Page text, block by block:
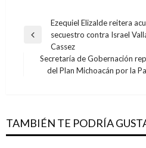
Navegación
de
entradas
Entrada
Ezequiel Elizalde reitera
secuestro contra Israel
Cassez
Entrada
Secretaría de Gobernación
del Plan Michoacán por la
TAMBIÉN TE PODRÍA